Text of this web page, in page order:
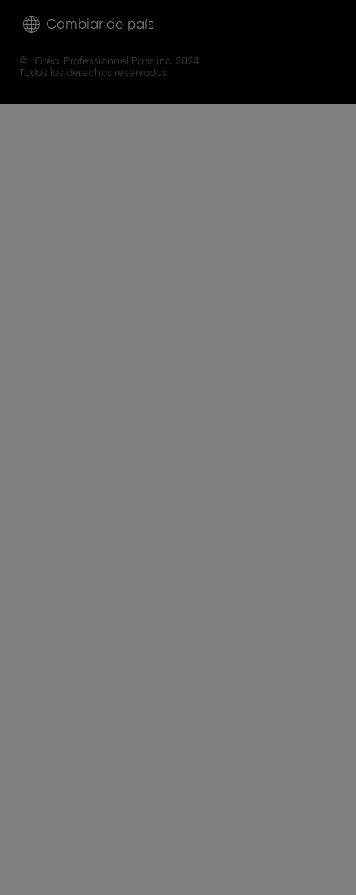
Cambiar de país
©L'Oréal Professionnel Paris inc. 2024.
Todos los derechos reservados.